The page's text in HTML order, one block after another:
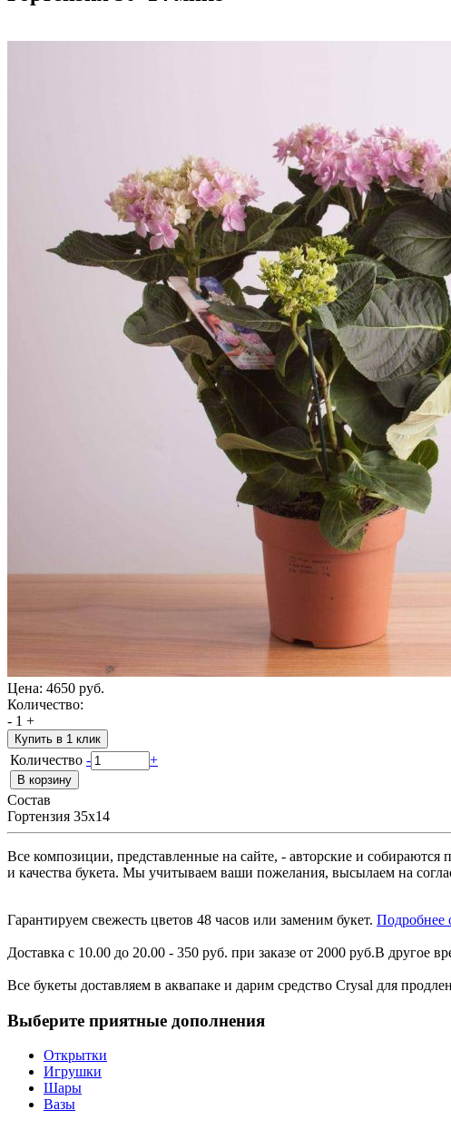
Цена: 4650 руб.
Количество:
- 1 +
Купить в 1 клик
Количество - +
Состав
Гортензия 35х14
Все композиции, представленные на сайте, - авторские и
и качества букета. Мы учитываем ваши пожелания, высылаем на
Гарантируем свежесть цветов 48 часов или заменим букет. Подробнее
Доставка с 10.00 до 20.00 - 350 руб. при заказе от 2000 руб.В другое
Все букеты доставляем в аквапаке и дарим средство Crysal для
Выберите приятные дополнения
Открытки
Игрушки
Шары
Вазы